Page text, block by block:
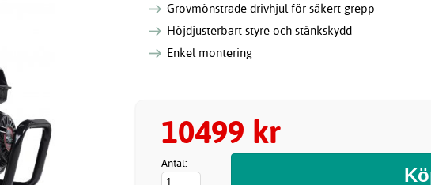
Grovmönstrade drivhjul för säkert grepp
Höjdjusterbart styre och stänkskydd
Enkel montering
10499 kr
Antal: